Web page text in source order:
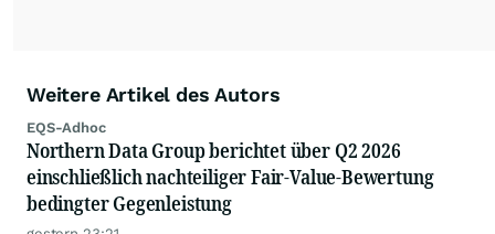
Weitere Artikel des Autors
EQS-Adhoc
Northern Data Group berichtet über Q2 2026
einschließlich nachteiliger Fair-Value-Bewertung
bedingter Gegenleistung